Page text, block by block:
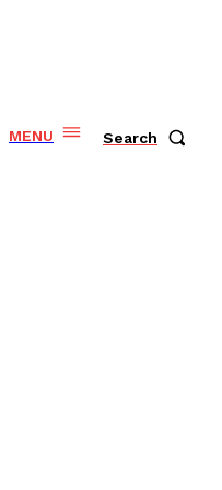
MENU Search